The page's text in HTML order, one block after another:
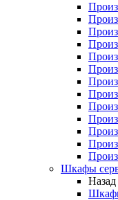
Шкафы
Назад